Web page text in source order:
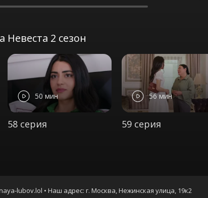
Невеста 2 сезон
50 мин
58 серия
56 мин
59 серия
lubov.lol • Наш адрес: г. Москва, Нежинская улица, 19к2